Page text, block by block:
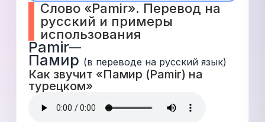
Числа
Глаголы
Служебные
Существительные
Прилагательные
Слово «Pamir». Перевод на
русский и примеры
использования
Pamir—
Памир (в переводе на русский язык)
Как звучит «Памир (Pamir) на
турецком»